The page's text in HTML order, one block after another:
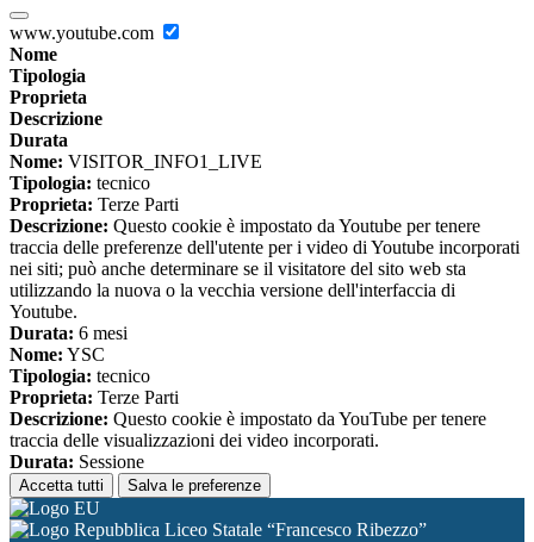
www.youtube.com
Nome
Tipologia
Proprieta
Descrizione
Durata
Nome: VISITOR_INFO1_LIVE
Tipologia: tecnico
Proprieta: Terze Parti
Descrizione: Questo cookie è impostato da Youtube per tenere
traccia delle preferenze dell'utente per i video di Youtube incorporati
nei siti; può anche determinare se il visitatore del sito web sta
utilizzando la nuova o la vecchia versione dell'interfaccia di
Youtube.
Durata: 6 mesi
Nome: YSC
Tipologia: tecnico
Proprieta: Terze Parti
Descrizione: Questo cookie è impostato da YouTube per tenere
traccia delle visualizzazioni dei video incorporati.
Durata: Sessione
Accetta tutti Salva le preferenze
Liceo Statale “Francesco Ribezzo”